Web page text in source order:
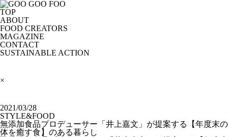
TOP
ABOUT
FOOD CREATORS
MAGAZINE
CONTACT
SUSTAINABLE ACTION
×
2021/03/28
STYLE&FOOD
無添加食品プロデューサー「井上嘉文」が提案する【年度末の
体を癒す食】のある暮らし